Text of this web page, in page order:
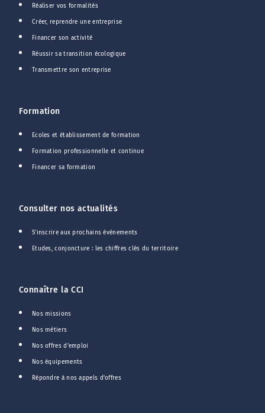
Réaliser vos formalités
Créer, reprendre une entreprise
Financer son activité
Réussir sa transition écologique
Transmettre son entreprise
Formation
Ecoles et établissement de formation
Formation professionnelle et continue
Financer sa formation
Consulter nos actualités
S'inscrire aux prochains événements
Etudes, conjoncture : les chiffres clés du territoire
Connaître la CCI
Nos missions
Nos métiers
Nos offres d'emploi
Nos équipements
Répondre à nos appels d'offres